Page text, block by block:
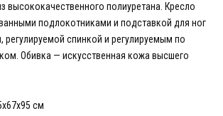
высококачественного полиуретана. Кресло
подлокотниками и подставкой для ног
регулируемой спинкой и регулируемым по
Обивка — искусственная кожа высшего
см